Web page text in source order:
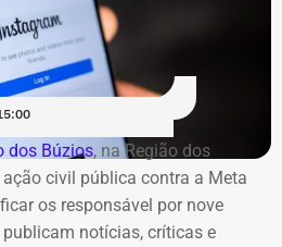
dos Búzios, na Região dos
civil pública contra a Meta
os responsável por nove
notícias, críticas e